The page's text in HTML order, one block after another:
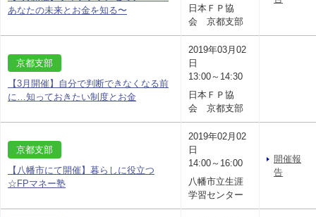
あなたの未来とお金を知る〜
日本ＦＰ協
会 京都支部
京都支部
【3月開催】自分で判断できなくなる前
に…知っておきたい制度とお金
2019年03月02
日
13:00～14:30
日本ＦＰ協
会 京都支部
京都支部
【八幡市にて開催】暮らしに役立つ
☆FPマネー塾
2019年02月02
日
14:00～16:00
八幡市立生涯
学習センター
開催報
告